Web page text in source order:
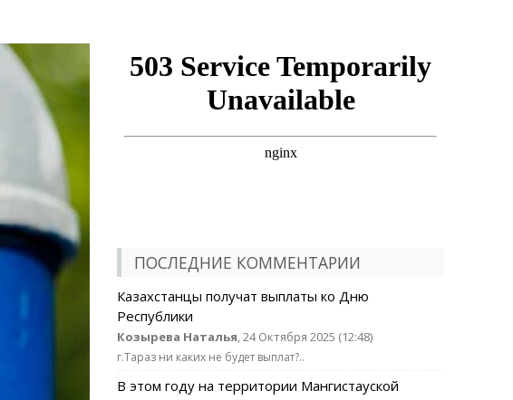
ПОСЛЕДНИЕ КОММЕНТАРИИ
Казахстанцы получат выплаты ко Дню
Республики
Козырева Наталья, 24 Октября 2025 (12:48)
г.Тараз ни каких не будет выплат?..
В этом году на территории Мангистауской